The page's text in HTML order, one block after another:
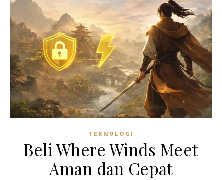
TEKNOLOGI
Beli Where Winds Meet
Aman dan Cepat